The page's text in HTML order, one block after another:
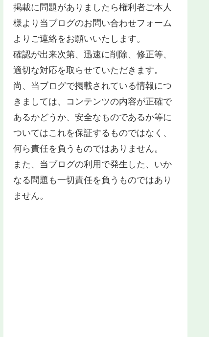
掲載に問題がありましたら権利者ご本人
様より当ブログのお問い合わせフォーム
よりご連絡をお願いいたします。
確認が出来次第、迅速に削除、修正等、
適切な対応を取らせていただきます。
尚、当ブログで掲載されている情報につ
きましては、コンテンツの内容が正確で
あるかどうか、安全なものであるか等に
ついてはこれを保証するものではなく、
何ら責任を負うものではありません。
また、当ブログの利用で発生した、いか
なる問題も一切責任を負うものではあり
ません。